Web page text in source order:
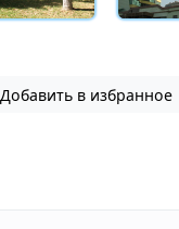
Добавить в избранное